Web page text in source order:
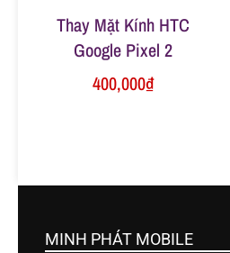
Thay Mặt Kính HTC
Google Pixel 2
400,000₫
MINH PHÁT MOBILE